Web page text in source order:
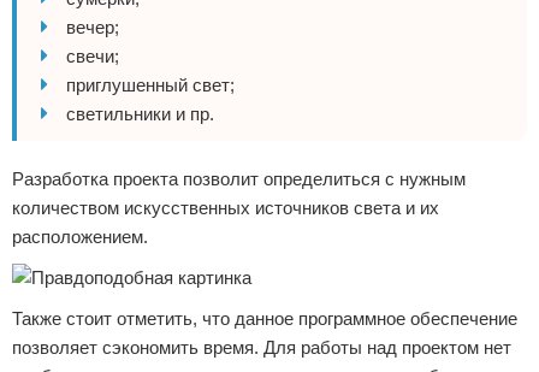
вечер;
свечи;
приглушенный свет;
светильники и пр.
Разработка проекта позволит определиться с нужным
количеством искусственных источников света и их
расположением.
Также стоит отметить, что данное программное обеспечение
позволяет сэкономить время. Для работы над проектом нет